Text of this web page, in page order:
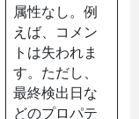
属性なし。例
えば、コメン
トは失われま
す。ただし、
最終検出日な
どのプロパテ